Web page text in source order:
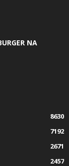
NA
8630
7192
2671
2457